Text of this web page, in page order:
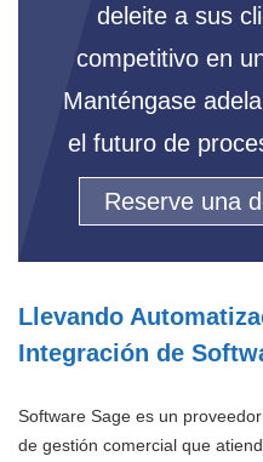
deleite a sus
competitivo en
Manténgase
el futuro de
Reserve una
Llevando
Integración de
Software Sage es un
de gestión comercial que